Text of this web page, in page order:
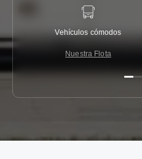
Vehículos cómodos
Nuestra Flota